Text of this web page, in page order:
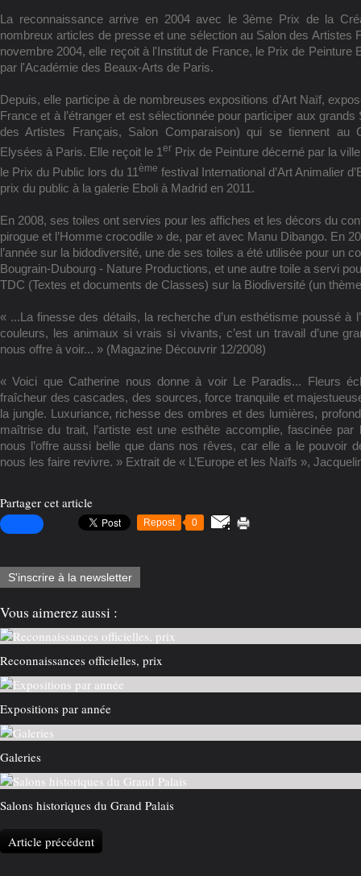
La reconnaissance arrive en 2004 avec le 3ème Prix de la
nombreux articles de presse et une sélection au Salon des Artistes
novembre 2004, elle reçoit à l'Institut de France, le Prix de Peinture
par l'Académie des Beaux-Arts de Paris.
Depuis, elle participe à de nombreuses expositions d’Art Naïf,
France et à l’étranger et est sélectionnée pour participer aux
des Artistes Français, Salon Comparaison) qui se tiennent au
Elysées à Paris. Elle reçoit le 1 er Prix de Peinture décerné par la
le Prix du Public lors du 11 ème festival International d’Art Animalier
prix du public à la galerie Eboli à Madrid en 2011.
En 2008, ses toiles ont servies pour les affiches et les décors du
pirogue et l’Homme crocodile » de, par et avec Manu Dibango. En
l’année sur la bidodiversité, une de ses toiles a été utilisée pour un
Bougrain-Dubourg - Nature Productions, et une autre toile a servi
TDC (Textes et documents de Classes) sur la Biodiversité (un
« ...La finesse des détails, la recherche d’un esthétisme poussé à
couleurs, les animaux si vrais si vivants, c’est un travail d’une
nous offre à voir... » (Magazine Découvrir 12/2008)
« Voici que Catherine nous donne à voir Le Paradis... Fleurs
fraîcheur des cascades, des sources, force tranquile et
la jungle. Luxuriance, richesse des ombres et des lumières,
maîtrise du trait, l’artiste est une esthète accomplie, fascinée par
nous l’offre aussi belle que dans nos rêves, car elle a le pouvoir
nous les faire revivre. » Extrait de « L’Europe et les Naïfs »,
Partager cet article
Repost 0
S'inscrire à la newsletter
Vous aimerez aussi :
Reconnaissances officielles, prix
Expositions par année
Galeries
Salons historiques du Grand Palais
Article précédent